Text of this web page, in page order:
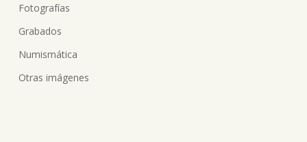
Fotografías
Grabados
Numismática
Otras imágenes